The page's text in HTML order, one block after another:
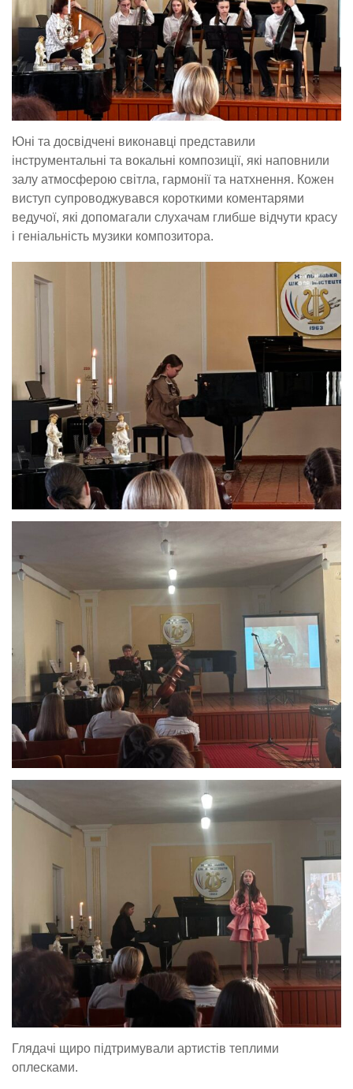
Юні та досвідчені виконавці представили
інструментальні та вокальні композиції, які наповнили
залу атмосферою світла, гармонії та натхнення. Кожен
виступ супроводжувався короткими коментарями
ведучої, які допомагали слухачам глибше відчути красу
і геніальність музики композитора.
Глядачі щиро підтримували артистів теплими
оплесками.